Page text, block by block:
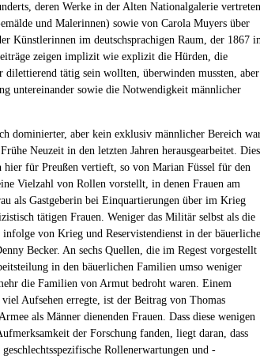
deren Werke in der Alten Nationalgalerie vertreten
und Malerinnen) sowie von Carola Muyers über
Künstlerinnen im deutschsprachigen Raum, der 1867
zeigen implizit wie explizit die Hürden, die
tätig sein wollten, überwinden mussten, aber
untereinander sowie die Notwendigkeit männlicher
dominierter, aber kein exklusiv männlicher Bereich
Neuzeit in den letzten Jahren herausgearbeitet.
hier für Preußen vertieft, so von Marian Füssel für den
Vielzahl von Rollen vorstellt, in denen Frauen am
als Gastgeberin bei Einquartierungen über im Krieg
tätigen Frauen. Weniger das Militär selbst als die
von Krieg und Reservistendienst in der
Becker. An sechs Quellen, die im Regest vorgestellt
in den bäuerlichen Familien umso weniger
die Familien von Armut bedroht waren. Einem
Aufsehen erregte, ist der Beitrag von Thomas
als Männer dienenden Frauen. Dass diese wenigen
der Forschung fanden, liegt daran, dass
Rollenerwartungen und -